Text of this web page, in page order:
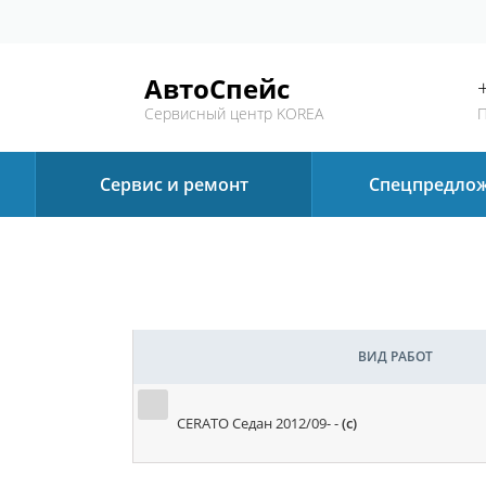
АвтоСпейс
Сервисный центр KOREA
Сервис и ремонт
ВИД РАБОТ
CERATO Седан 2012/09- -(c)